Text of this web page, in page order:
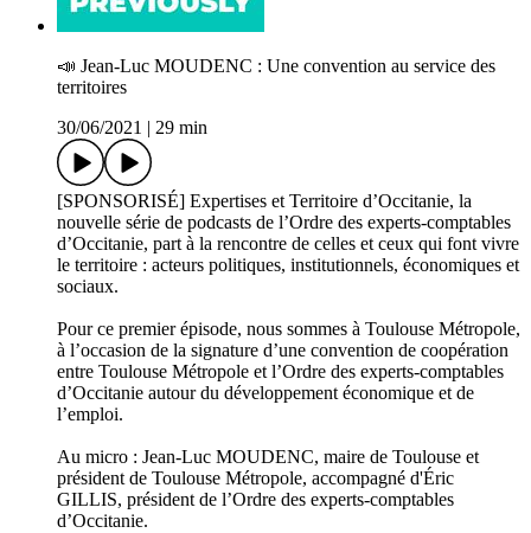
📣 Jean-Luc MOUDENC : Une convention au service des
territoires
30/06/2021
29 min
[SPONSORISÉ] Expertises et Territoire d’Occitanie, la
nouvelle série de podcasts de l’Ordre des experts-comptables
d’Occitanie, part à la rencontre de celles et ceux qui font vivre
le territoire : acteurs politiques, institutionnels, économiques et
sociaux.
Pour ce premier épisode, nous sommes à Toulouse Métropole,
à l’occasion de la signature d’une convention de coopération
entre Toulouse Métropole et l’Ordre des experts-comptables
d’Occitanie autour du développement économique et de
l’emploi.
Au micro : Jean-Luc MOUDENC, maire de Toulouse et
président de Toulouse Métropole, accompagné d'Éric
GILLIS, président de l’Ordre des experts-comptables
d’Occitanie.